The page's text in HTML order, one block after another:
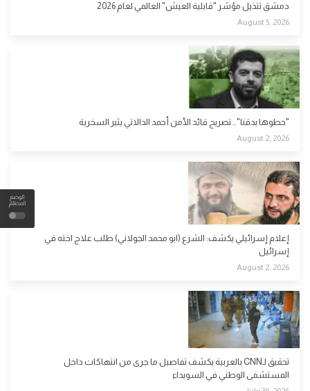
الوضع
المظلم
دمشق تتذيل مؤشر "قابلية العيش" العالمي لعام 2026
August 5, 2026
"حطوها بدقنا".. تصريح قائد الأمن أحمد الدالاتي يثير السخرية
August 2, 2026
إعلام إسرائيلي يكشف: الشرع (ابو محمد الجولاني) طلب علاج اخته في
إسرائيل
August 2, 2026
تحقيق لـCNN بالعربية يكشف تفاصيل ما جرى من انتهاكات داخل
المستشفى الوطني في السويداء